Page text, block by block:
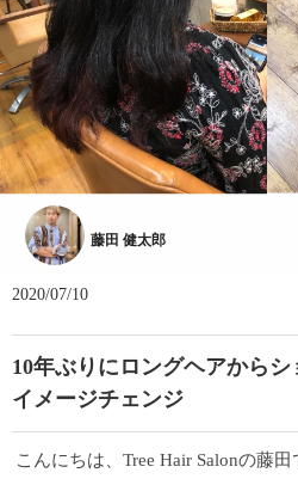
藤田 健太郎
2020/07/10
10年ぶりにロングヘアから
イメージチェンジ
こんにちは、Tree Hair Salonの藤田